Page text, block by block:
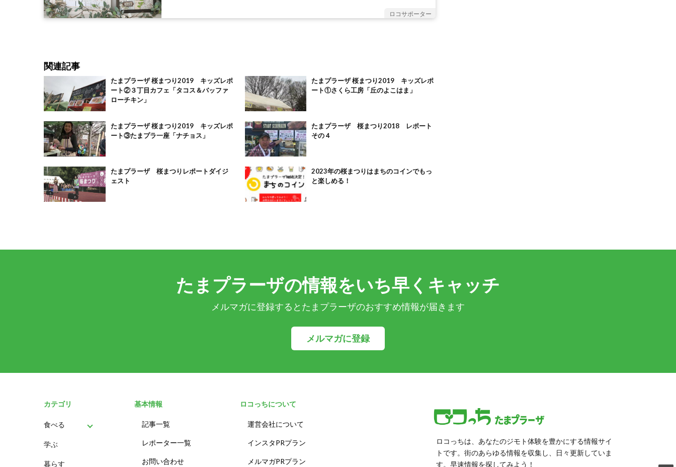
ロコサポーター
関連記事
たまプラーザ 桜まつり2019 キッズレポ
ート②３丁目カフェ「タコス＆バッファ
ローチキン」
たまプラーザ 桜まつり2019 キッズレポ
ート①さくら工房「丘のよこはま」
たまプラーザ 桜まつり2019 キッズレポ
ート③たまプラ一座「ナチョス」
たまプラーザ 桜まつり2018 レポート
その４
たまプラーザ 桜まつりレポートダイジ
ェスト
2023年の桜まつりはまちのコインでもっ
と楽しめる！
たまプラーザの情報をいち早くキャッチ
メルマガに登録するとたまプラーザのおすすめ情報が届きます
メルマガに登録
カテゴリ
食べる
パン
学ぶ
暮らす
基本情報
記事一覧
レポーター一覧
お問い合わせ
ロコっちについて
運営会社について
インスタPRプラン
メルマガPRプラン
ロコっちは、あなたのジモト体験を豊かにする情報サイ
トです。街のあらゆる情報を収集し、日々更新していま
す。早速情報を探してみよう！